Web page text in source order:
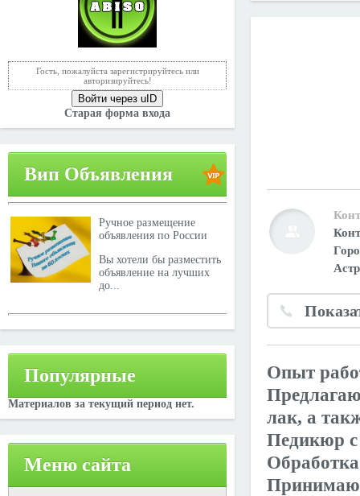
Гость, пожалуйста зарегистрируйтесь или
авторизируйтесь!
Войти через uID
Старая форма входа
Вип Объявления
Ручное размещение
объявления по России
Вы хотели бы разместить
объявление на лучших
до...
Популярные
Материалов за текущий период нет.
Меню сайта
Опыт
лак, а
Педикюр с
Принимаю